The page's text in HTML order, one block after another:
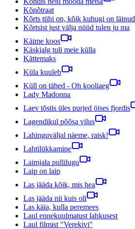
Kõnõtraat
Kõrts tühi on, kõik kuhugi on läinud
Kõrtsist just välja nüüd tulen ju ma
Käime koos
Käskjalg tuli meie külla
Kättemaks
Küla kuuleb
Küll on tähed - Oh kooliaeg
Lady Madonna
Laev tõstis üles purjed öises fjordis
Lagendikul põõsa vilus
Lahinguväljal näeme, raisk!
Lahtilükkamine
Laimjala pullilugu
Laip on laip
Las jääda kõik, mis hea
Las jääda nii kuis oli
Las käia, kulla peremees
Laul ennekuulmatust lahkusest
Laul filmist "Verekivi"